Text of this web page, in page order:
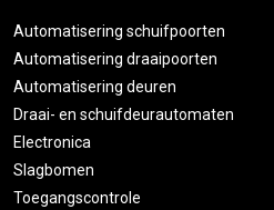
Automatisering schuifpoorten
Automatisering draaipoorten
Automatisering deuren
Draai- en schuifdeurautomaten
Electronica
Slagbomen
Toegangscontrole